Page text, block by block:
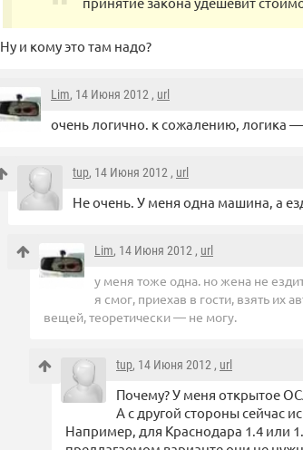
Ну и кому это там надо?
Lim, 14 Июня 2012 , url
очень логично. к сожалению, логика
tup, 14 Июня 2012 , url
Не очень. У меня одна машина, а
Lim, 14 Июня 2012 , url
у меня тоже одна. но жена не
я смог, приехав в гости, взять их
вещей, теоретически — не могу.
tup, 14 Июня 2012 , url
Почему? У меня открытое
А с другой стороны сейчас
Например, для Краснодара 1.4 или